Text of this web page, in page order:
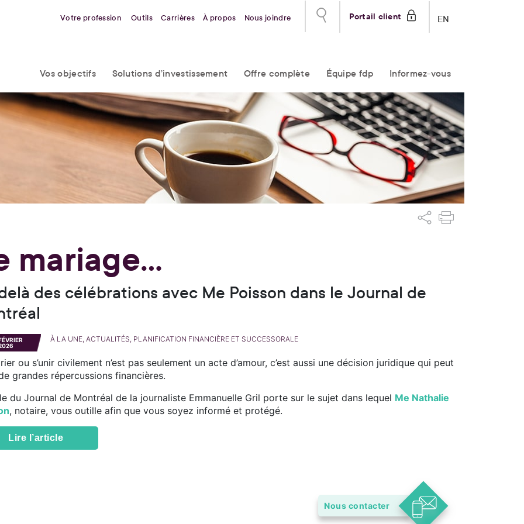
EN
Portail client
Votre profession Outils Carrières À propos Nous joindre
Vos objectifs Solutions d’investissement Offre complète Équipe fdp Informez-vous
mariage…
des célébrations avec Me Poisson dans le Journal de
À LA UNE, ACTUALITÉS, PLANIFICATION FINANCIÈRE ET SUCCESSORALE
ou s’unir civilement n’est pas seulement un acte d’amour, c’est aussi une décision juridique qui peut
grandes répercussions financières.
du Journal de Montréal de la journaliste Emmanuelle Gril porte sur le sujet dans lequel Me Nathalie
, notaire, vous outille afin que vous soyez informé et protégé.
Lire l’article
Nous contacter